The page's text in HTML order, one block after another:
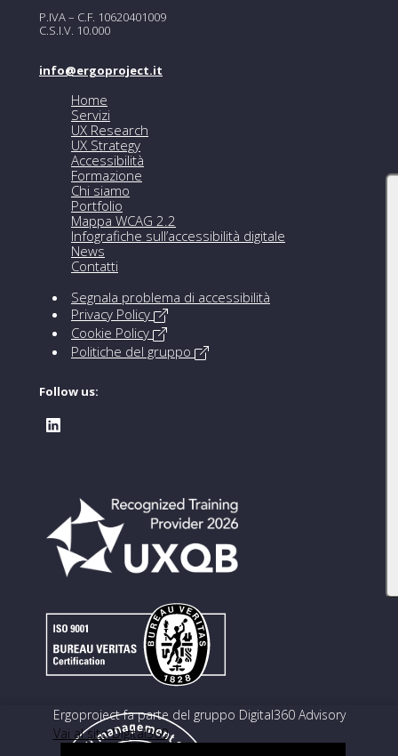
P.IVA – C.F. 10620401009
C.S.I.V. 10.000
info@ergoproject.it
Home
Servizi
UX Research
UX Strategy
Accessibilità
Formazione
Chi siamo
Portfolio
Mappa WCAG 2.2
Infografiche sull’accessibilità digitale
News
Contatti
Segnala problema di accessibilità
Privacy Policy
Cookie Policy
Politiche del gruppo
Follow us:
Ergoproject fa parte del gruppo Digital360 Advisory
Vai al sito Digital360